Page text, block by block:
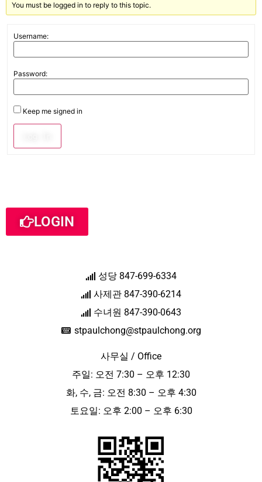
You must be logged in to reply to this topic.
Username:
Password:
Keep me signed in
LOGIN
성당 847-699-6334
사제관 847-390-6214
수녀원 847-390-0643
stpaulchong@stpaulchong.org
사무실 / Office
주일: 오전 7:30 – 오후 12:30
화, 수, 금: 오전 8:30 – 오후 4:30
토요일: 오후 2:00 – 오후 6:30